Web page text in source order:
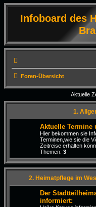
Infoboard des
Foren-Übersicht
Aktuelle
1.
Aktuelle Termine
Hier bekommen sie
Terminen,wie sie die
Zeitreise erhalten
Themen: 3
2. Heimatpflege im
Der
informiert: